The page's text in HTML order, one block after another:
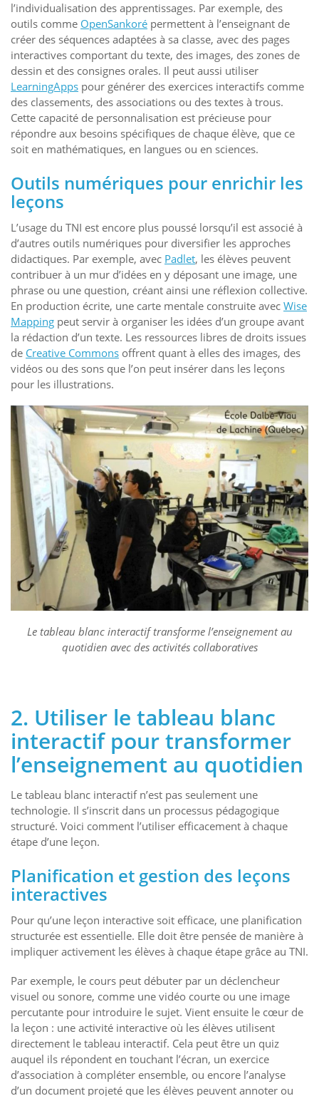
l’individualisation des apprentissages. Par exemple, des
outils comme OpenSankoré permettent à l’enseignant de
créer des séquences adaptées à sa classe, avec des pages
interactives comportant du texte, des images, des zones de
dessin et des consignes orales. Il peut aussi utiliser
LearningApps pour générer des exercices interactifs comme
des classements, des associations ou des textes à trous.
Cette capacité de personnalisation est précieuse pour
répondre aux besoins spécifiques de chaque élève, que ce
soit en mathématiques, en langues ou en sciences.
Outils numériques pour enrichir les
leçons
L’usage du TNI est encore plus poussé lorsqu’il est associé à
d’autres outils numériques pour diversifier les approches
didactiques. Par exemple, avec Padlet, les élèves peuvent
contribuer à un mur d’idées en y déposant une image, une
phrase ou une question, créant ainsi une réflexion collective.
En production écrite, une carte mentale construite avec Wise
Mapping peut servir à organiser les idées d’un groupe avant
la rédaction d’un texte. Les ressources libres de droits issues
de Creative Commons offrent quant à elles des images, des
vidéos ou des sons que l’on peut insérer dans les leçons
pour les illustrations.
Le tableau blanc interactif transforme l’enseignement au
quotidien avec des activités collaboratives
2. Utiliser le tableau blanc
interactif pour transformer
l’enseignement au quotidien
Le tableau blanc interactif n’est pas seulement une
technologie. Il s’inscrit dans un processus pédagogique
structuré. Voici comment l’utiliser efficacement à chaque
étape d’une leçon.
Planification et gestion des leçons
interactives
Pour qu’une leçon interactive soit efficace, une planification
structurée est essentielle. Elle doit être pensée de manière à
impliquer activement les élèves à chaque étape grâce au TNI.
Par exemple, le cours peut débuter par un déclencheur
visuel ou sonore, comme une vidéo courte ou une image
percutante pour introduire le sujet. Vient ensuite le cœur de
la leçon : une activité interactive où les élèves utilisent
directement le tableau interactif. Cela peut être un quiz
auquel ils répondent en touchant l’écran, un exercice
d’association à compléter ensemble, ou encore l’analyse
d’un document projeté que les élèves peuvent annoter ou